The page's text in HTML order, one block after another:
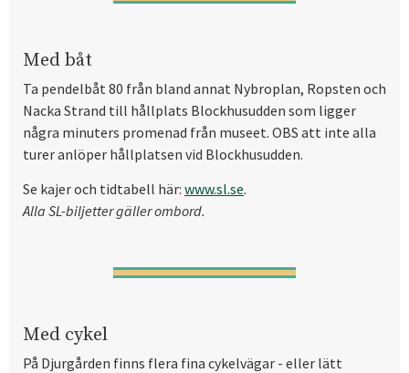
Med båt
Ta pendelbåt 80 från bland annat Nybroplan, Ropsten och
Nacka Strand till hållplats Blockhusudden som ligger
några minuters promenad från museet. OBS att inte alla
turer anlöper hållplatsen vid Blockhusudden.
Se kajer och tidtabell här: www.sl.se.
Alla SL-biljetter gäller ombord.
Med cykel
På Djurgården finns flera fina cykelvägar - eller lätt